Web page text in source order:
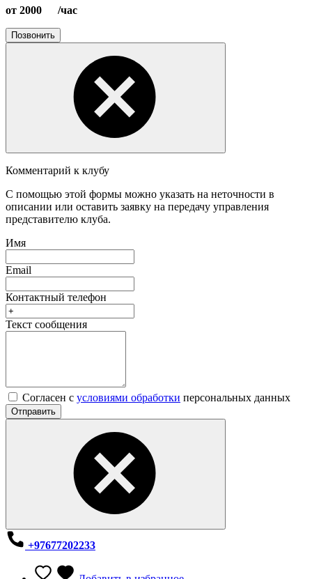
от 2000 /час
Позвонить
Комментарий к клубу
С помощью этой формы можно указать на неточности в
описании или оставить заявку на передачу управления
представителю клуба.
Имя
Email
Контактный телефон
Текст сообщения
Согласен с условиями обработки персональных данных
Отправить
+97677202233